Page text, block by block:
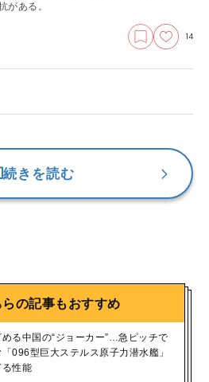
がある。
14
続きを読む
らの記事もおすすめ
める中国の“ジョーカー”…急ピッチで
096型巨大ステルス原子力潜水艦」
性能